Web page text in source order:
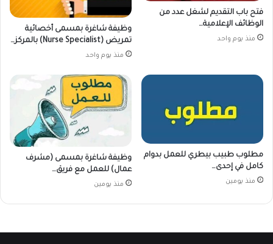
فتح باب التقديم لشغل عدد من
الوظائف الإعلامية…
منذ يوم واحد
وظيفة شاغرة بمسمى أخصائية
تمريض (Nurse Specialist) بالمركز…
منذ يوم واحد
مطلوب طبيب بيطري للعمل بدوام
كامل في إحدى…
منذ يومين
وظيفة شاغرة بمسمى (مشرف
عمال) للعمل مع فريق…
منذ يومين